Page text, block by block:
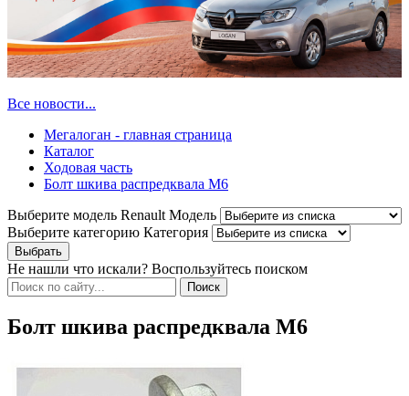
Все новости...
Мегалоган - главная страница
Каталог
Ходовая часть
Болт шкива распредквала M6
Выберите модель Renault Модель
Выберите категорию Категория
Не нашли что искали? Воспользуйтесь поиском
Болт шкива распредквала M6